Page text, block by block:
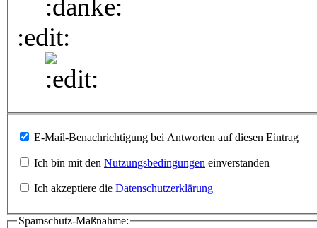
:edit:
E-Mail-Benachrichtigung bei Antworten auf diesen Eintrag
Ich bin mit den Nutzungsbedingungen einverstanden
Ich akzeptiere die Datenschutzerklärung
Spamschutz-Maßnahme: